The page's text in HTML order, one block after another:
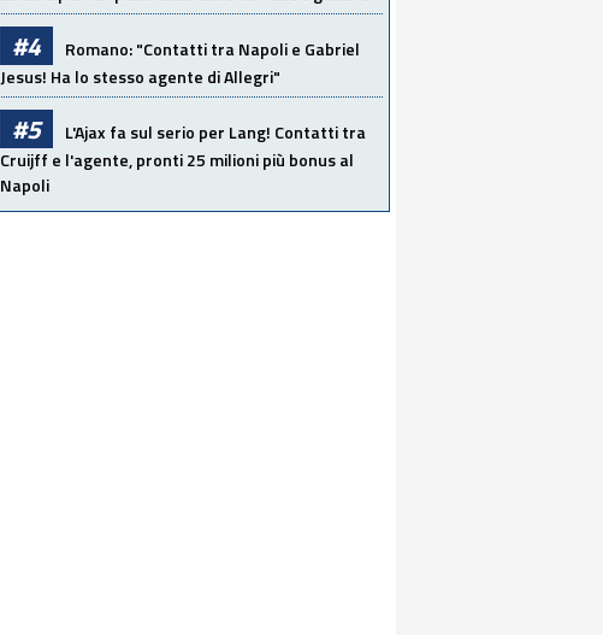
#4
Romano: "Contatti tra Napoli e Gabriel
Jesus! Ha lo stesso agente di Allegri"
#5
L'Ajax fa sul serio per Lang! Contatti tra
Cruijff e l'agente, pronti 25 milioni più bonus al
Napoli